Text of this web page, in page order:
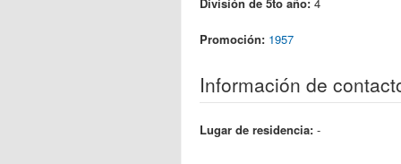
Promoción: 1957
Información de
Lugar de residencia: -